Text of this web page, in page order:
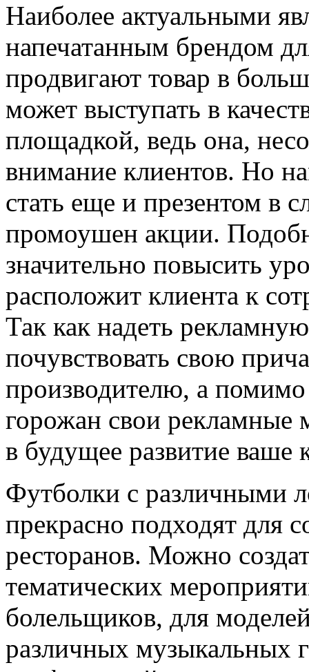
Наиболее актуальными
напечатанным брендом
продвигают товар в
может выступать в
площадкой, ведь она,
внимание клиентов. Но
стать еще и презентом в
промоушен акции.
значительно повысить
расположит клиента к
Так как надеть
почувствовать свою
производителю, а
горожан свои рекламные
в будущее развитие ваше
Футболки с различными
прекрасно подходят для
ресторанов. Можно
тематических
болельщиков, для
различных музыкальных